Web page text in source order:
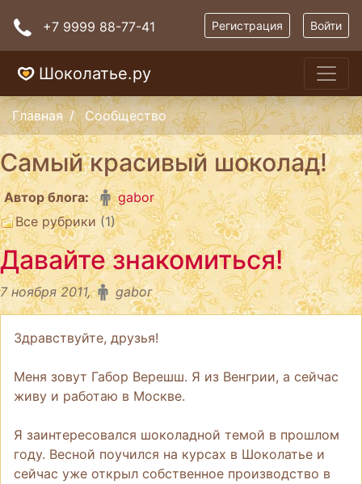
+7 9999 88-77-41 Регистрация Войти
Шоколатье.ру
Главная Сообщество
Самый красивый шоколад!
Автор блога:
gabor
Все рубрики (1)
Давайте знакомиться!
7 ноября 2011, gabor
Здравствуйте, друзья!
Меня зовут Габор Верешш. Я из Венгрии, а сейчас
живу и работаю в Москве.
Я заинтересовался шоколадной темой в прошлом
году. Весной поучился на курсах в Шоколатье и
сейчас уже открыл собственное производство в